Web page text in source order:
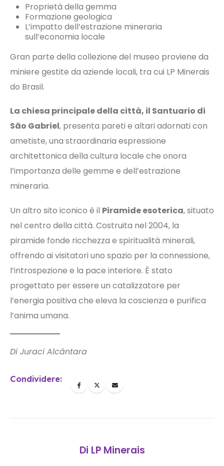
Proprietà della gemma
Formazione geologica
L’impatto dell’estrazione mineraria
sull’economia locale
Gran parte della collezione del museo proviene da
miniere gestite da aziende locali, tra cui LP Minerais
do Brasil.
La chiesa principale della città, il Santuario di
São Gabriel, presenta pareti e altari adornati con
ametiste, una straordinaria espressione
architettonica della cultura locale che onora
l’importanza delle gemme e dell’estrazione
mineraria.
Un altro sito iconico è il Piramide esoterica, situato
nel centro della città. Costruita nel 2004, la
piramide fonde ricchezza e spiritualità minerali,
offrendo ai visitatori uno spazio per la connessione,
l’introspezione e la pace interiore. È stato
progettato per essere un catalizzatore per
l’energia positiva che eleva la coscienza e purifica
l’anima umana.
Di Juraci Alcântara
Condividere:
Di LP Minerais